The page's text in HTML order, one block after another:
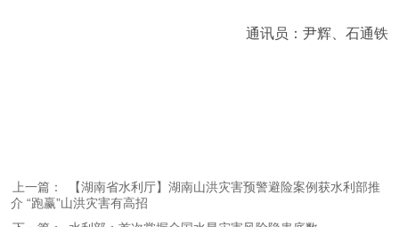
通讯员：尹辉、石通铁
上一篇：
【湖南省水利厅】湖南山洪灾害预警避险案例获水利部推
介 “跑赢”山洪灾害有高招